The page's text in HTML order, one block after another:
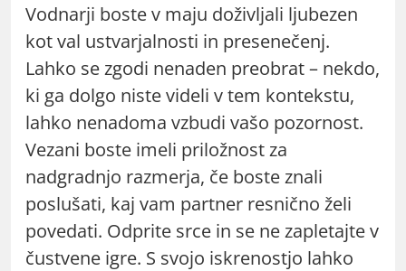
Vodnarji boste v maju doživljali ljubezen
kot val ustvarjalnosti in presenečenj.
Lahko se zgodi nenaden preobrat – nekdo,
ki ga dolgo niste videli v tem kontekstu,
lahko nenadoma vzbudi vašo pozornost.
Vezani boste imeli priložnost za
nadgradnjo razmerja, če boste znali
poslušati, kaj vam partner resnično želi
povedati. Odprite srce in se ne zapletajte v
čustvene igre. S svojo iskrenostjo lahko